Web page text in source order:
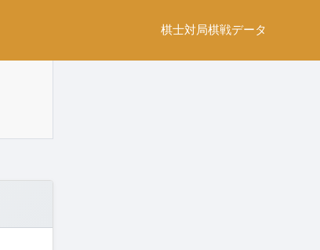
棋士対局棋戦データ